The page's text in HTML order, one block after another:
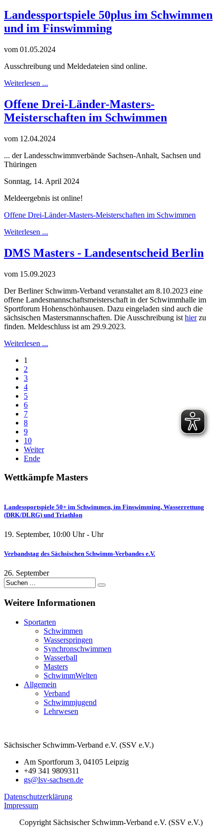
Landessportspiele 50plus im Schwimmen
und im Finswimming
vom 01.05.2024
Ausschreibung und Meldedateien sind online.
Weiterlesen ...
Offene Drei-Länder-Masters-
Meisterschaften im Schwimmen
vom 12.04.2024
... der Landesschwimmverbände Sachsen-Anhalt, Sachsen und
Thüringen
Sonntag, 14. April 2024
Meldeergebnis ist online!
Offene Drei-Länder-Masters-Meisterschaften im Schwimmen
Weiterlesen ...
DMS Masters - Landesentscheid Berlin
vom 15.09.2023
Der Berliner Schwimm-Verband veranstaltet am 8.10.2023 eine
offene Landesmannschaftsmeisterschaft in der Schwimmhalle im
Sportforum Hohenschönhausen. Dazu eingeladen sind auch die
sächsischen Mastersmannschaften. Die Ausschreibung ist hierzu
finden. Meldeschluss ist am 29.9.2023.
Weiterlesen ...
1
2
3
4
5
6
7
8
9
10
Weiter
Ende
Wettkämpfe Masters
Landessportspiele 50+ im Schwimmen, im Finswimming, Wasserrettung
(DRK/DLRG) und Triathlon
19. September, 10:00 Uhr - Uhr
Verbandstag des Sächsischen Schwimm-Verbandes e.V.
26. September
Weitere Informationen
Sportarten
Schwimmen
Wasserspringen
Synchronschwimmen
Wasserball
Masters
SchwimmWelten
Allgemein
Verband
Schwimmjugend
Lehrwesen
Sächsischer Schwimm-Verband e.V. (SSV e.V.)
Am Sportforum 3, 04105 Leipzig
+49 341 9809311
gs@lsv-sachsen.de
Datenschutzerklärung
Impressum
Copyright Sächsischer Schwimm-Verband e.V. (SSV e.V.)